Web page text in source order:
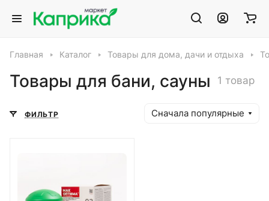
Главная Каталог Товары для дома, дачи и отдыха
Товары для бани, сауны 1 товар
ФИЛЬТР Сначала популярные